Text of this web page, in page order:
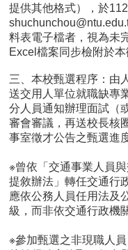
提供其他格式），於
料表電子檔者，視為未
Excel檔案同步檢附於本
三、本校甄選程序：由
送交用人單位就職缺專
分人員通知辦理面試（
審會審議，再送校長核
事室徵才公告之甄選進
※曾依「交通事業人員
提敘辦法」轉任交通行
應依公務人員任用法及
級，而非依交通行政機
※參加甄選之非現職人